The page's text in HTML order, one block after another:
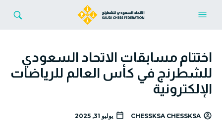
اختتام مسابقات الاتحاد السعودي
للشطرنج في كأس العالم للرياضات
الإلكترونية
CHESSKSA CHESSKSA
يوليو 31, 2025